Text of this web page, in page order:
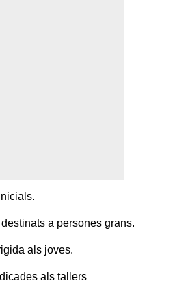
a persones grans.
als joves.
als tallers